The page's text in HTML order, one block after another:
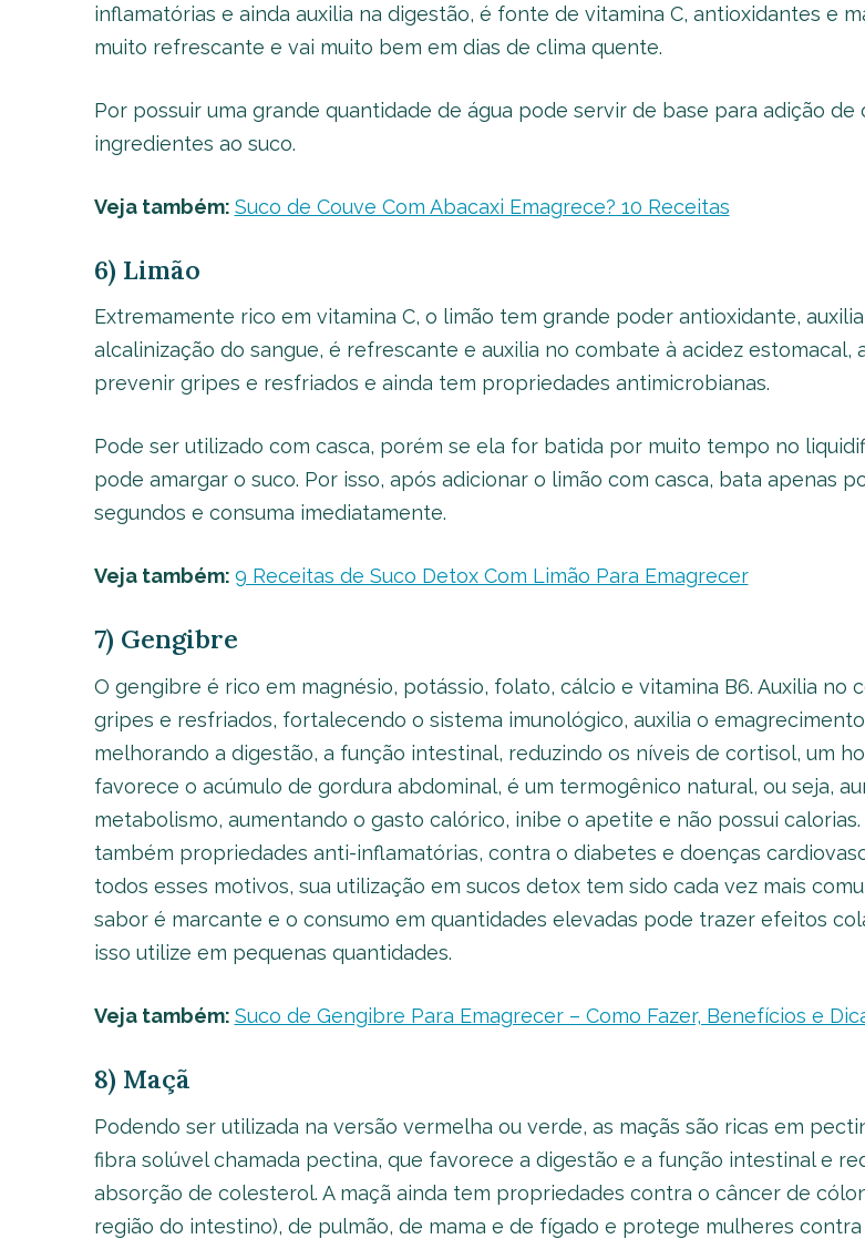
inflamatórias e ainda auxilia na digestão, é fonte de vitamina C, antioxidantes e
muito refrescante e vai muito bem em dias de clima quente.
Por possuir uma grande quantidade de água pode servir de base para adição de
ingredientes ao suco.
Veja também: Suco de Couve Com Abacaxi Emagrece? 10 Receitas
6) Limão
Extremamente rico em vitamina C, o limão tem grande poder antioxidante,
alcalinização do sangue, é refrescante e auxilia no combate à acidez estomacal,
prevenir gripes e resfriados e ainda tem propriedades antimicrobianas.
Pode ser utilizado com casca, porém se ela for batida por muito tempo no
pode amargar o suco. Por isso, após adicionar o limão com casca, bata apenas
segundos e consuma imediatamente.
Veja também: 9 Receitas de Suco Detox Com Limão Para Emagrecer
7) Gengibre
O gengibre é rico em magnésio, potássio, folato, cálcio e vitamina B6. Auxilia no
gripes e resfriados, fortalecendo o sistema imunológico, auxilia o emagrecimento
melhorando a digestão, a função intestinal, reduzindo os níveis de cortisol, um
favorece o acúmulo de gordura abdominal, é um termogênico natural, ou seja,
metabolismo, aumentando o gasto calórico, inibe o apetite e não possui calorias.
também propriedades anti-inflamatórias, contra o diabetes e doenças
todos esses motivos, sua utilização em sucos detox tem sido cada vez mais
sabor é marcante e o consumo em quantidades elevadas pode trazer efeitos
isso utilize em pequenas quantidades.
Veja também: Suco de Gengibre Para Emagrecer – Como Fazer, Benefícios e
8) Maçã
Podendo ser utilizada na versão vermelha ou verde, as maçãs são ricas em
fibra solúvel chamada pectina, que favorece a digestão e a função intestinal e
absorção de colesterol. A maçã ainda tem propriedades contra o câncer de
região do intestino), de pulmão, de mama e de fígado e protege mulheres contra